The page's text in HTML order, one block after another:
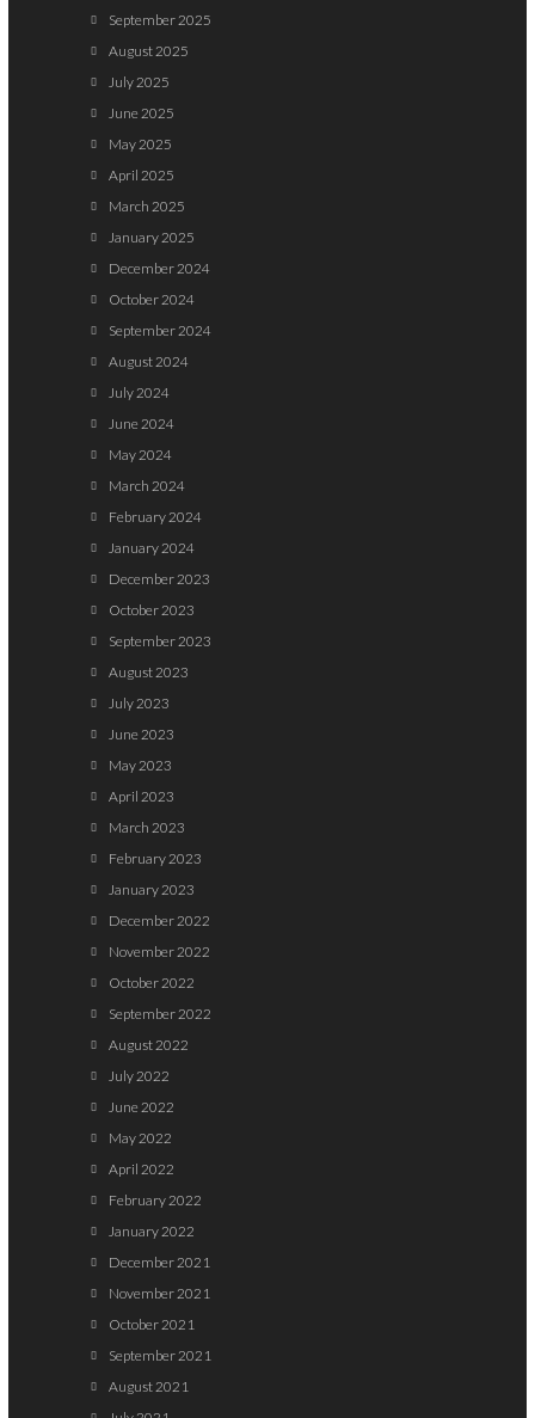
September 2025
August 2025
July 2025
June 2025
May 2025
April 2025
March 2025
January 2025
December 2024
October 2024
September 2024
August 2024
July 2024
June 2024
May 2024
March 2024
February 2024
January 2024
December 2023
October 2023
September 2023
August 2023
July 2023
June 2023
May 2023
April 2023
March 2023
February 2023
January 2023
December 2022
November 2022
October 2022
September 2022
August 2022
July 2022
June 2022
May 2022
April 2022
February 2022
January 2022
December 2021
November 2021
October 2021
September 2021
August 2021